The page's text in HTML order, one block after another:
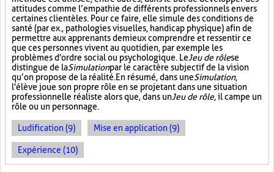
attitudes comme l’empathie de différents professionnels envers
certaines clientèles. Pour ce faire, elle simule des conditions de
santé (par ex., pathologies visuelles, handicap physique) afin de
permettre aux apprenants de mieux comprendre et ressentir ce
que ces personnes vivent au quotidien, par exemple les
problèmes d'ordre social ou psychologique. LeJeu de rôlese
distingue de laSimulationpar le caractère subjectif de la vision
qu’on propose de la réalité. En résumé, dans uneSimulation,
l'élève joue son propre rôle en se projetant dans une situation
professionnelle réaliste alors que, dans unJeu de rôle, il campe un
rôle ou un personnage.
Ludification (9) Mise en application (9)
Expérience (10)